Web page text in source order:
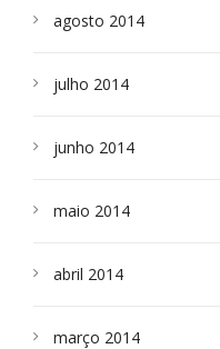
agosto 2014
julho 2014
junho 2014
maio 2014
abril 2014
março 2014